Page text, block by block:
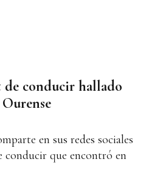
conducir hallado
en sus redes sociales
conducir que encontró en